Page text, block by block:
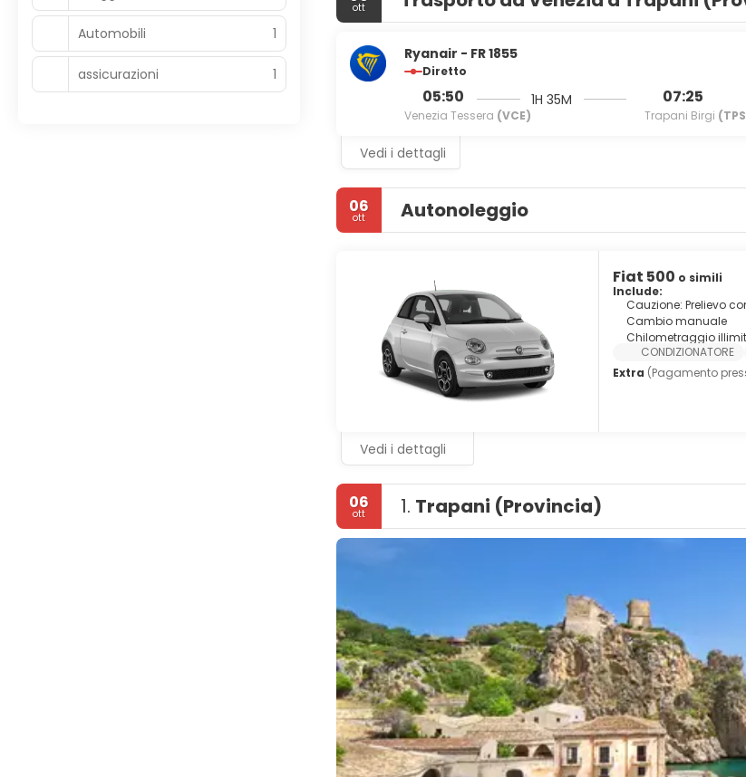
ott
Ryanair - FR 1855
Diretto
05:50
Venezia Tessera (VCE)
1H 35M 07:25
Trapani Birgi
Vedi i dettagli
06
ott Autonoleggio
Fiat 500 o simili
Include:
Cauzione: Prelievo
Cambio manuale
Chilometraggio
CONDIZIONATORE
Extra (Pagamento
Vedi i dettagli
06
ott 1. Trapani (Provincia)
Automobili 1
assicurazioni 1